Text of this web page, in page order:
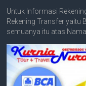
Untuk Informasi
Rekening Transfer yaitu
semuanya itu atas Nama